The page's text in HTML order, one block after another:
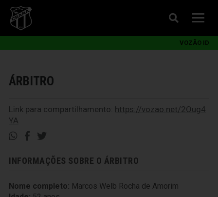
VOZÃO ID
ÁRBITRO
Link para compartilhamento: https://vozao.net/2Oug4
YA
INFORMAÇÕES SOBRE O ÁRBITRO
Nome completo: Marcos Welb Rocha de Amorim